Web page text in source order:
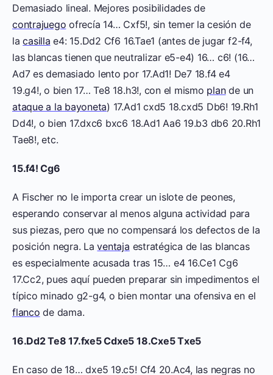
Demasiado lineal. Mejores posibilidades de
contrajuego ofrecía 14… Cxf5!, sin temer la cesión de
lacasilla e4: 15.Dd2 Cf6 16.Tae1 (antes de jugar f2-f4,
las blancas tienen que neutralizar e5-e4) 16… c6! (16…
Ad7 es demasiado lento por 17.Ad1! De7 18.f4 e4
19.g4!, o bien 17… Te8 18.h3!, con el mismo plande un
ataque a la bayoneta) 17.Ad1 cxd5 18.cxd5 Db6! 19.Rh1
Dd4!, o bien 17.dxc6 bxc6 18.Ad1 Aa6 19.b3 db6 20.Rh1
Tae8!, etc.
15.f4! Cg6
A Fischer no le importa crear un islote de peones,
esperando conservar al menos alguna actividad para
sus piezas, pero que no compensará los defectos de la
posición negra. Laventaja estratégica de las blancas
es especialmente acusada tras 15… e4 16.Ce1 Cg6
17.Cc2, pues aquí pueden preparar sin impedimentos el
típico minado g2-g4, o bien montar una ofensiva en el
flanco de dama.
16.Dd2 Te8 17.fxe5 Cdxe5 18.Cxe5 Txe5
En caso de 18… dxe5 19.c5! Cf4 20.Ac4, las negras no